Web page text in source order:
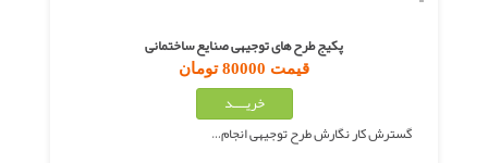
پکیج طرح های توجیهی صنایع ساختمانی
قیمت 80000 تومان
گسترش کار نگارش طرح توجیهی انجام…